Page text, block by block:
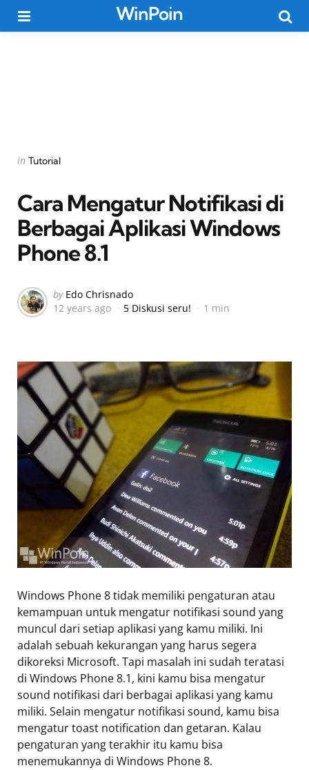
WinPoin
Categories
Posted
in Tutorial
Cara Mengatur Notifikasi di
Berbagai Aplikasi Windows
Phone 8.1
Posted
by
by Edo Chrisnado
12 years ago
5 Diskusi seru! 1 min
Windows Phone 8 tidak memiliki pengaturan atau
kemampuan untuk mengatur notifikasi sound yang
muncul dari setiap aplikasi yang kamu miliki. Ini
adalah sebuah kekurangan yang harus segera
dikoreksi Microsoft. Tapi masalah ini sudah teratasi
di Windows Phone 8.1, kini kamu bisa mengatur
sound notifikasi dari berbagai aplikasi yang kamu
miliki. Selain mengatur notifikasi sound, kamu bisa
mengatur toast notification dan getaran. Kalau
pengaturan yang terakhir itu kamu bisa
menemukannya di Windows Phone 8.